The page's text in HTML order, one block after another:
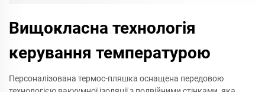
Вищокласна технологія
керування температурою
Персоналізована термос-пляшка оснащена передовою